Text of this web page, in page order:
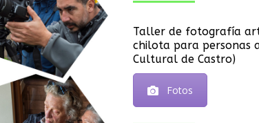
Taller de fotografía
chilota para personas
Cultural de Castro)
Fotos